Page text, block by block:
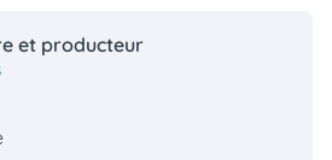
et producteur